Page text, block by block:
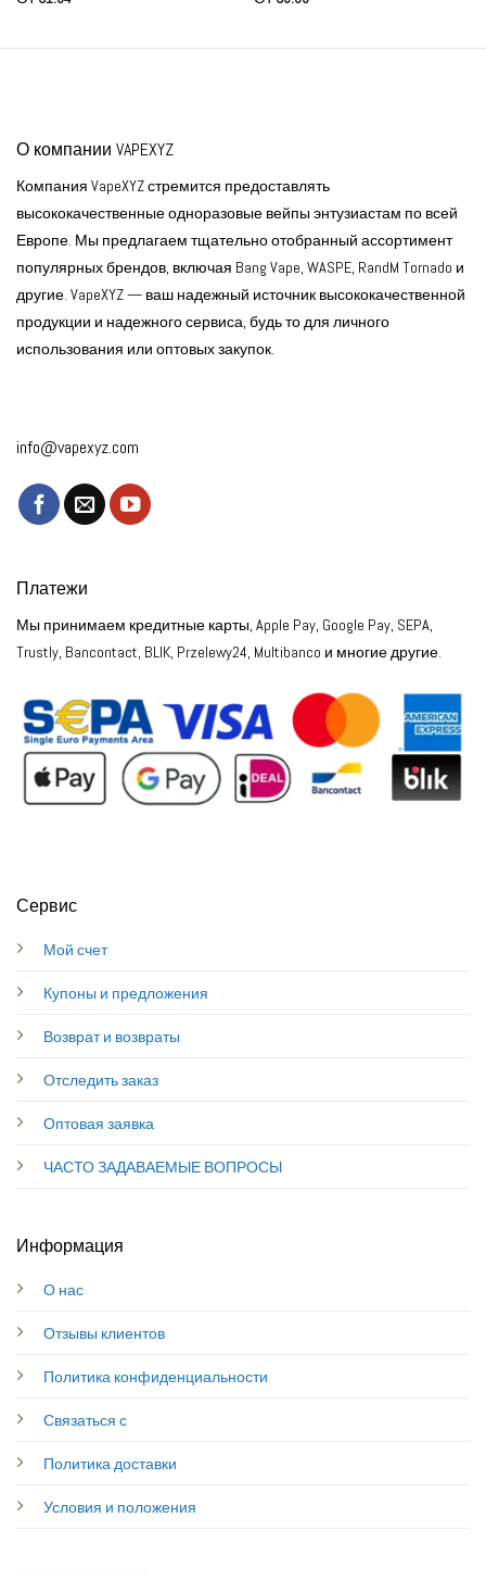
О компании VAPEXYZ
Компания VapeXYZ стремится предоставлять
высококачественные одноразовые вейпы энтузиастам по всей
Европе. Мы предлагаем тщательно отобранный ассортимент
популярных брендов, включая Bang Vape, WASPE, RandM Tornado и
другие. VapeXYZ — ваш надежный источник высококачественной
продукции и надежного сервиса, будь то для личного
использования или оптовых закупок.
info@vapexyz.com
Сервис
Мой счет
Купоны и предложения
Возврат и возвраты
Отследить заказ
Оптовая заявка
ЧАСТО ЗАДАВАЕМЫЕ ВОПРОСЫ
Информация
О нас
Отзывы клиентов
Политика конфиденциальности
Связаться с
Политика доставки
Условия и положения
Платежи
Мы принимаем кредитные карты, Apple Pay, Google Pay, SEPA,
Trustly, Bancontact, BLIK, Przelewy24, Multibanco и многие другие.